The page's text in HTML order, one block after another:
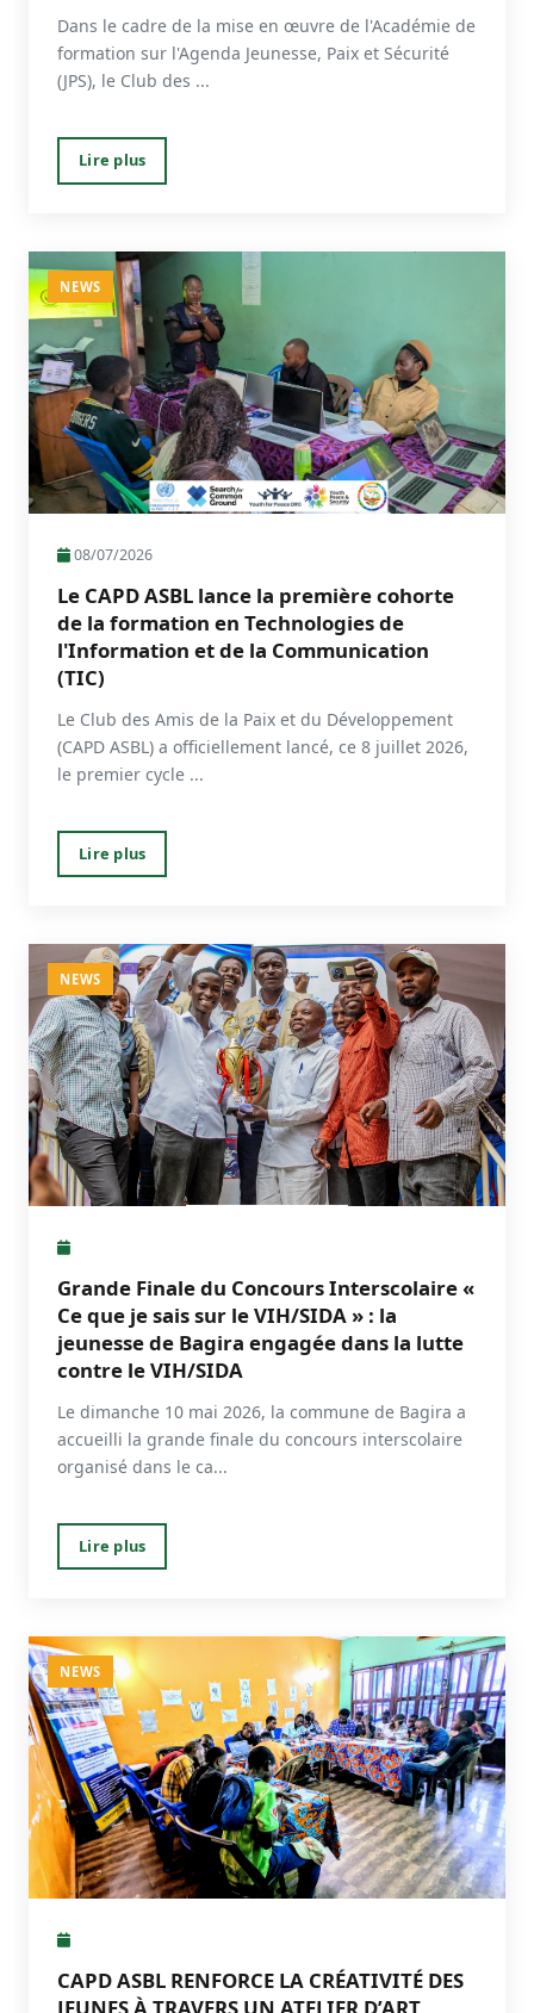
Dans le cadre de la mise en œuvre de l'Académie de
formation sur l'Agenda Jeunesse, Paix et Sécurité
(JPS), le Club des ...
Lire plus
NEWS
08/07/2026
Le CAPD ASBL lance la première cohorte
de la formation en Technologies de
l'Information et de la Communication
(TIC)
Le Club des Amis de la Paix et du Développement
(CAPD ASBL) a officiellement lancé, ce 8 juillet 2026,
le premier cycle ...
Lire plus
NEWS
Grande Finale du Concours Interscolaire «
Ce que je sais sur le VIH/SIDA » : la
jeunesse de Bagira engagée dans la lutte
contre le VIH/SIDA
Le dimanche 10 mai 2026, la commune de Bagira a
accueilli la grande finale du concours interscolaire
organisé dans le ca...
Lire plus
NEWS
CAPD ASBL RENFORCE LA CRÉATIVITÉ DES